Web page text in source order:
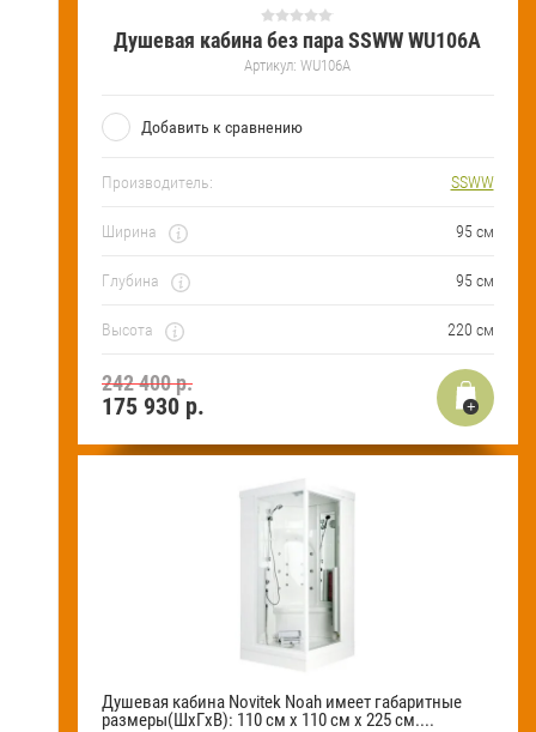
Душевая кабина без пара SSWW WU106A
Артикул: WU106A
Добавить к сравнению
Производитель: SSWW
Ширина 95 см
Глубина 95 см
Высота 220 см
242 400 р.
175 930р.
Душевая кабина Novitek Noah имеет габаритные
размеры(ШхГхВ): 110 см х 110 см х 225 см....